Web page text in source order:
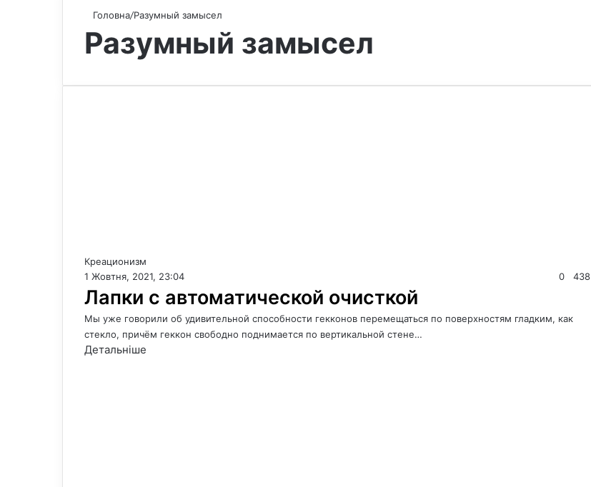
Головна/Разумный замысел
Разумный замысел
Креационизм
1 Жовтня, 2021, 23:04
0 438
Лапки с автоматической очисткой
Мы уже говорили об удивительной способности гекконов перемещаться по поверхностям гладким, как
стекло, причём геккон свободно поднимается по вертикальной стене…
Детальніше